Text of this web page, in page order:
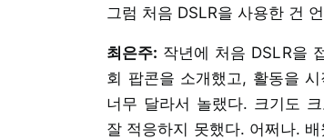
그럼 처음 DSLR을 사용한 건
최은주: 작년에 처음 DSLR을
회 팝콘을 소개했고, 활동을
너무 달라서 놀랬다. 크기도
잘 적응하지 못했다. 어쩌나.